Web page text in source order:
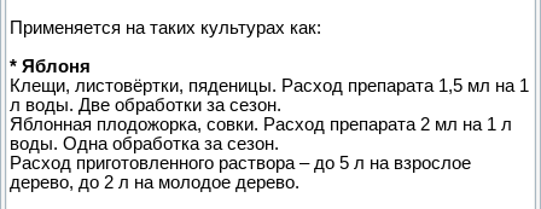
Применяется на таких культурах как:
* Яблоня
Клещи, листовёртки, пяденицы. Расход препарата 1,5 мл на 1
л воды. Две обработки за сезон.
Яблонная плодожорка, совки. Расход препарата 2 мл на 1 л
воды. Одна обработка за сезон.
Расход приготовленного раствора – до 5 л на взрослое
дерево, до 2 л на молодое дерево.